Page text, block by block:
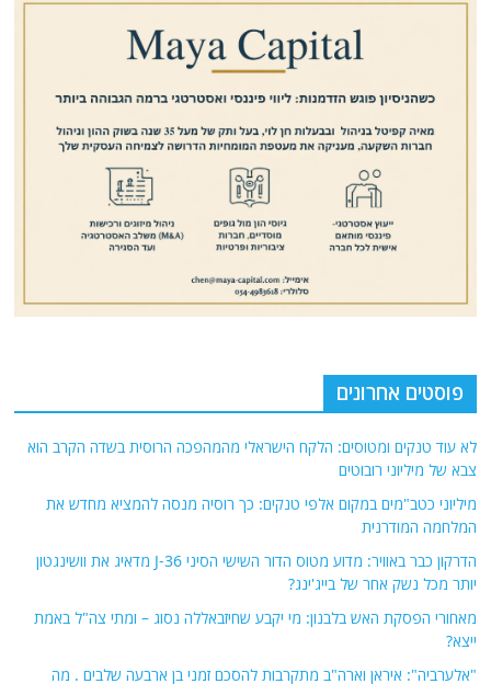
פוסטים אחרונים
לא עוד טנקים ומטוסים: הלקח הישראלי מהמהפכה הרוסית בשדה הקרב הוא
צבא של מיליוני רובוטים
מיליוני כטב"מים במקום אלפי טנקים: כך רוסיה מנסה להמציא מחדש את
המלחמה המודרנית
הדרקון כבר באוויר: מדוע מטוס הדור השישי הסיני J-36 מדאיג את וושינגטון
יותר מכל נשק אחר של בייג'ינג?
מאחורי הפסקת האש בלבנון: מי יקבע שחיזבאללה נסוג – ומתי צה"ל באמת
ייצא?
"אלערביה": איראן וארה"ב מתקרבות להסכם זמני בן ארבעה שלבים . מה